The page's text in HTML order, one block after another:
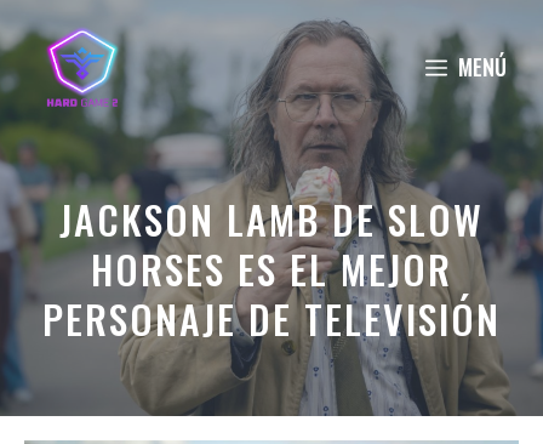
al
contenido
MENÚ
JACKSON LAMB DE SLOW
HORSES ES EL MEJOR
PERSONAJE DE TELEVISIÓN